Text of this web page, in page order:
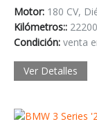
Motor: 180 CV,
Kilómetros::
Condición: venta
Ver Detalles